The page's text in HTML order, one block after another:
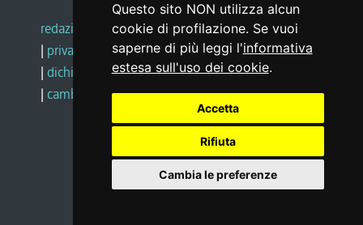
Questo sito NON utilizza alcun
cookie di profilazione. Se vuoi
saperne di più leggi l'informativa
estesa sull'uso dei cookie.
Accetta
Rifiuta
Cambia le preferenze
redazione web |note legali |glossario
| privacy
social media policy
| dichiarazione di accessibilità |feedback
| cambio preferenze cookie
Realizzato da